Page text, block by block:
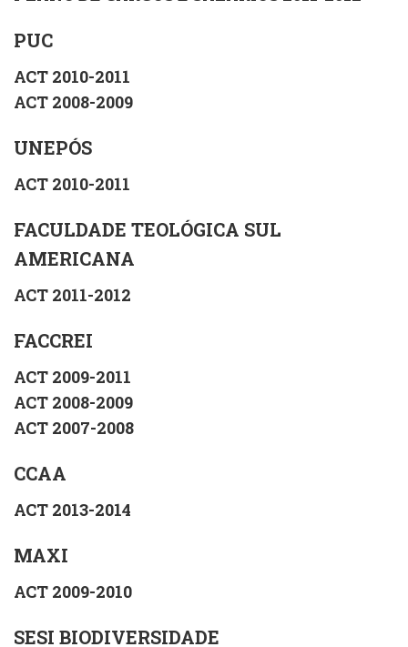
PUC
ACT 2010-2011
ACT 2008-2009
UNEPÓS
ACT 2010-2011
FACULDADE TEOLÓGICA SUL
AMERICANA
ACT 2011-2012
FACCREI
ACT 2009-2011
ACT 2008-2009
ACT 2007-2008
CCAA
ACT 2013-2014
MAXI
ACT 2009-2010
SESI BIODIVERSIDADE